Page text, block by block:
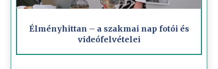
Élményhittan – a szakmai nap fotói és
videófelvételei